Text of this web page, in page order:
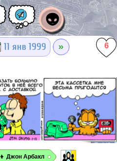
👽
11 янв 1999 » 6
👦 Джон Арбакл